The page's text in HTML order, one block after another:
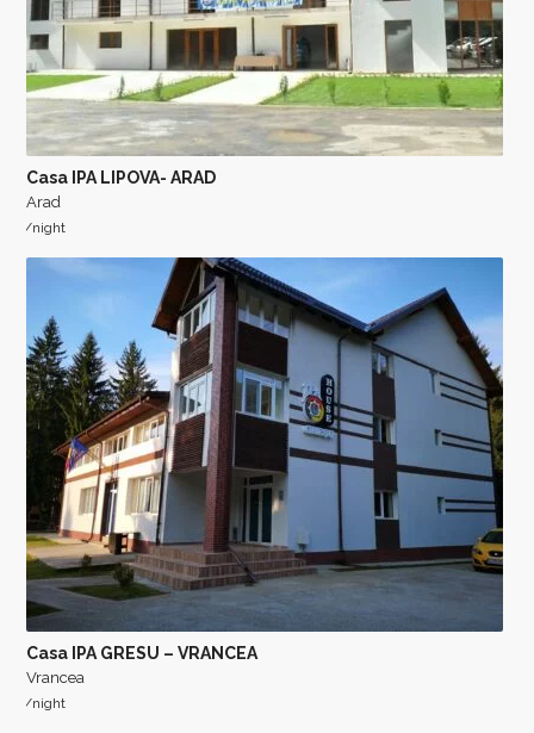
Casa IPA LIPOVA- ARAD
Arad
/night
Casa IPA GRESU – VRANCEA
Vrancea
/night